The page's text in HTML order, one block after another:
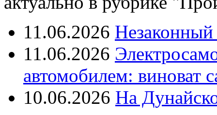
11.06.2026
11.06.2026
автомобилем: виноват
10.06.2026 На